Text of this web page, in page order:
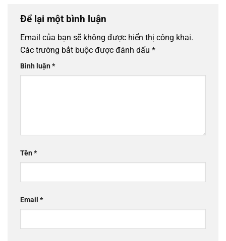
Để lại một bình luận
Email của bạn sẽ không được hiển thị công khai.
Các trường bắt buộc được đánh dấu *
Bình luận*
Tên*
Email *